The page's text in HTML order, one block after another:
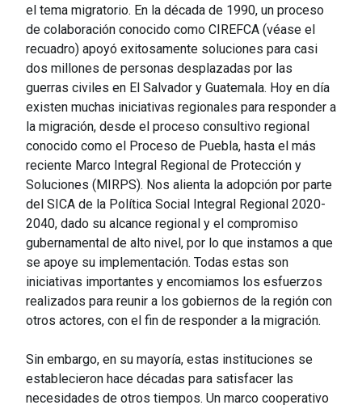
el tema migratorio. En la década de 1990, un proceso
de colaboración conocido como CIREFCA (véase el
recuadro) apoyó exitosamente soluciones para casi
dos millones de personas desplazadas por las
guerras civiles en El Salvador y Guatemala. Hoy en día
existen muchas iniciativas regionales para responder a
la migración, desde el proceso consultivo regional
conocido como el Proceso de Puebla, hasta el más
reciente Marco Integral Regional de Protección y
Soluciones (MIRPS). Nos alienta la adopción por parte
del SICA de la Política Social Integral Regional 2020-
2040, dado su alcance regional y el compromiso
gubernamental de alto nivel, por lo que instamos a que
se apoye su implementación. Todas estas son
iniciativas importantes y encomiamos los esfuerzos
realizados para reunir a los gobiernos de la región con
otros actores, con el fin de responder a la migración.
Sin embargo, en su mayoría, estas instituciones se
establecieron hace décadas para satisfacer las
necesidades de otros tiempos. Un marco cooperativo